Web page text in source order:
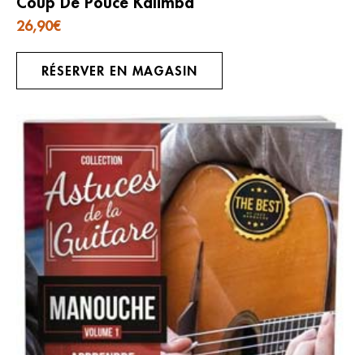
26,90€
RÉSERVER EN MAGASIN